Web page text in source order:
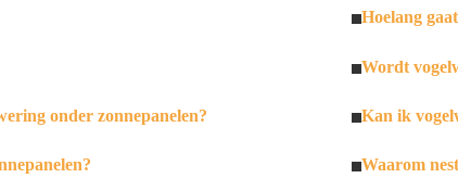
onder zonnepanelen?
Hoelang
Wordt
Kan ik
Waarom